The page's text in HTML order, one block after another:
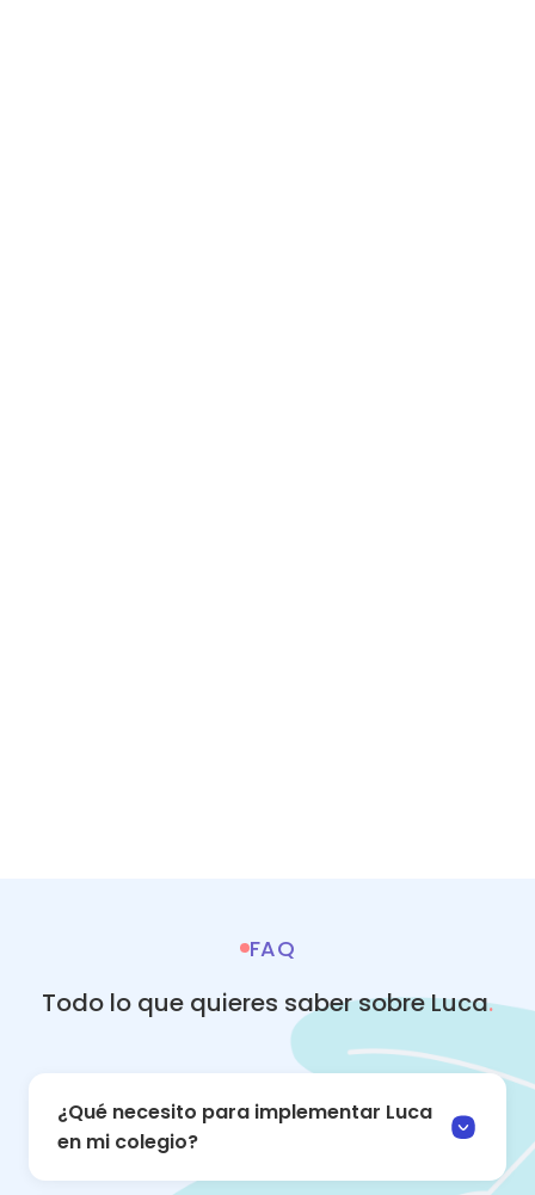
FAQ
Todo lo que quieres saber sobre Luca.
¿Qué necesito para implementar Luca
en mi colegio?